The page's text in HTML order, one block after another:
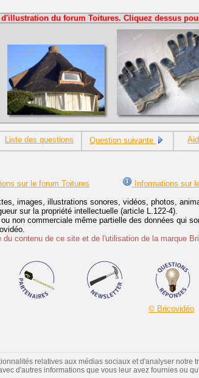
d'illustration du forum Toitures. Cliquez dessus
Liste des questions Question suivante
sur le forum Toitures Informations sur
images, illustrations sonores, vidéos, photos,
sur la propriété intellectuelle (article L.122-4).
non commerciale même partielle des données qui
du contenu de ce site et de l'utilisation de la marque
© Bricovidéo
relatives aux médias sociaux et d'analyser
d'autres informations que vous leur avez fournies ou